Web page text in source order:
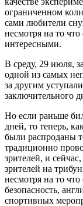
ограниченном
сами любители
несмотря на то
интересными.
В среду, 29 июля,
одной из самых
за другим
заключительного
Но если раньше
дней, то теперь,
были распроданы
традиционно
зрителей, и
зрителей на
несмотря на то
безопасность,
спортивных